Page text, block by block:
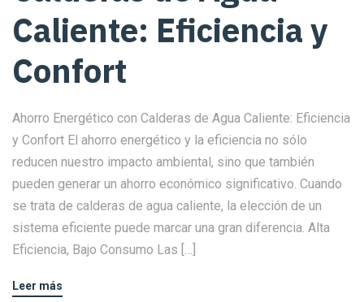
Caliente: Eficiencia y
Confort
Ahorro Energético con Calderas de Agua Caliente: Eficiencia
y Confort El ahorro energético y la eficiencia no sólo
reducen nuestro impacto ambiental, sino que también
pueden generar un ahorro económico significativo. Cuando
se trata de calderas de agua caliente, la elección de un
sistema eficiente puede marcar una gran diferencia. Alta
Eficiencia, Bajo Consumo Las […]
Leer más